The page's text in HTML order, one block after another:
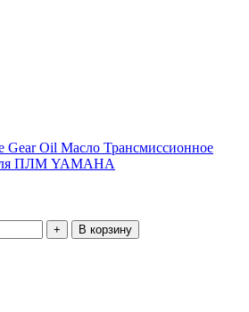
Gear Oil Масло Трансмиссионное
ПЛМ YAMAHA
В корзину